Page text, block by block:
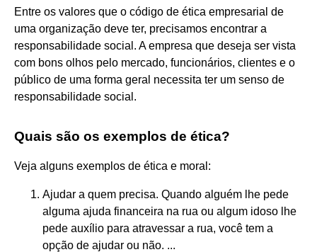
Entre os valores que o código de ética empresarial de
uma organização deve ter, precisamos encontrar a
responsabilidade social. A empresa que deseja ser vista
com bons olhos pelo mercado, funcionários, clientes e o
público de uma forma geral necessita ter um senso de
responsabilidade social.
Quais são os exemplos de ética?
Veja alguns exemplos de ética e moral:
Ajudar a quem precisa. Quando alguém lhe pede
alguma ajuda financeira na rua ou algum idoso lhe
pede auxílio para atravessar a rua, você tem a
opção de ajudar ou não. ...